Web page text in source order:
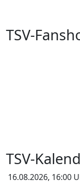
TSV-
TSV-
16.08.2026, 16:00